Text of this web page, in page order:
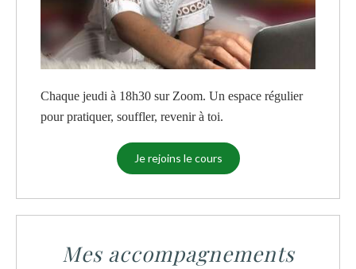
Chaque jeudi à 18h30 sur Zoom. Un espace régulier
pour pratiquer, souffler, revenir à toi.
Je rejoins le cours
Mes accompagnements